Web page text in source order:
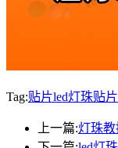
Tag:贴片led灯珠贴
上一篇:灯珠教